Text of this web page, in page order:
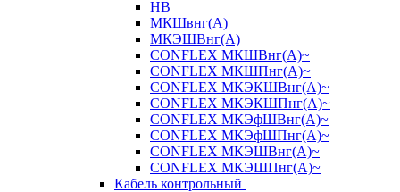
НВ
МКШвнг(А)
МКЭШВнг(А)
CONFLEX МКШВнг(А)~
CONFLEX МКШПнг(А)~
CONFLEX МКЭКШВнг(А)~
CONFLEX МКЭКШПнг(А)~
CONFLEX МКЭфШВнг(А)~
CONFLEX МКЭфШПнг(А)~
CONFLEX МКЭШВнг(А)~
CONFLEX МКЭШПнг(А)~
Кабель контрольный